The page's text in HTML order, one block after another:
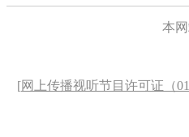
本
[网上传播视听节目许可证（